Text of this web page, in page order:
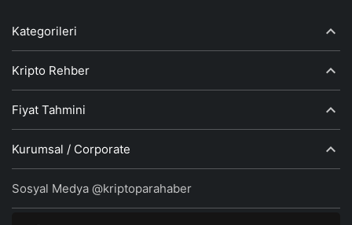
Kategorileri
Kripto Rehber
Fiyat Tahmini
Kurumsal / Corporate
Sosyal Medya @kriptoparahaber